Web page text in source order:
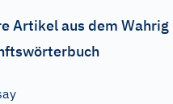
Artikel aus dem Wahrig